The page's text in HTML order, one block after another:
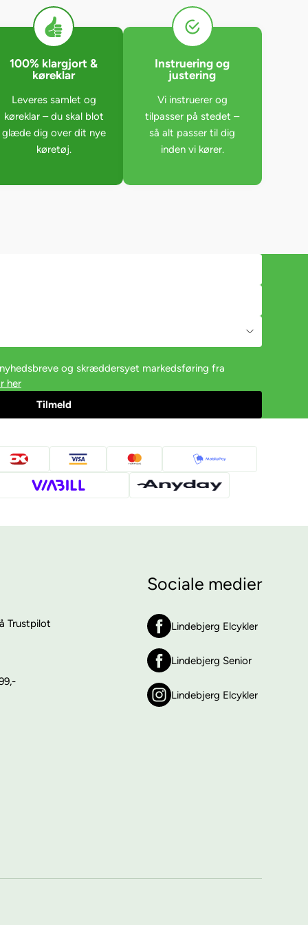
100% klargjort &
køreklar
Leveres samlet og
køreklar – du skal blot
glæde dig over dit nye
køretøj.
Instruering og
justering
Vi instruerer og
tilpasser på stedet –
så alt passer til dig
inden vi kører.
og skræddersyet markedsføring fra
her
Trustpilot
Sociale medier
Lindebjerg Elcykler
Lindebjerg Senior
Lindebjerg Elcykler